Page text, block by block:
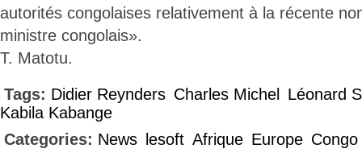
autorités congolaises relativement à la récente
ministre congolais».
T. Matotu.
Tags: Didier Reynders Charles Michel
Léonard
Kabila Kabange
Categories: News lesoft Afrique Europe Congo